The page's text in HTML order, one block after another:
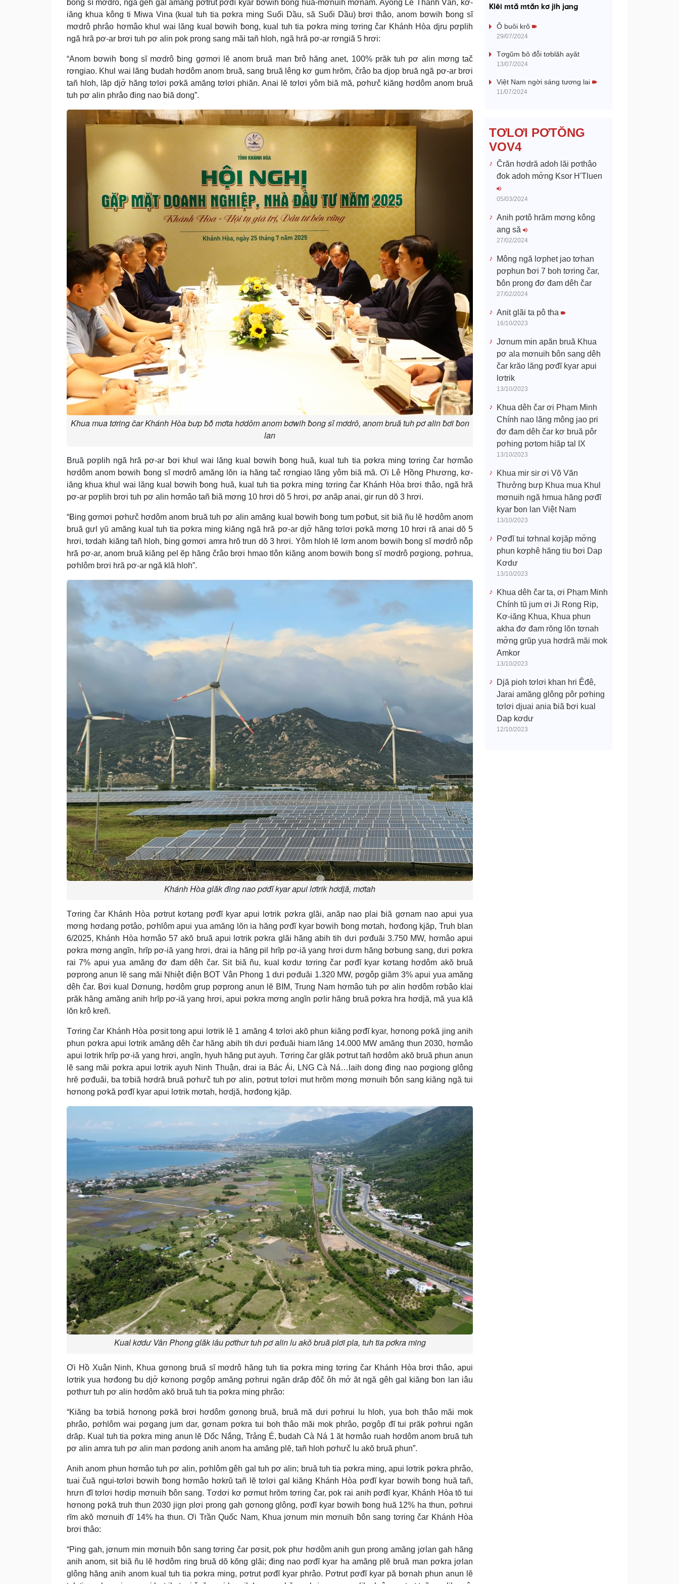
ƀong sĭ mơdrô, ngă gêh gal amăng pơtrut pơđĭ kyar bơwih ƀong huă-mơnuih mơnam. Ayong Lê Thanh Vân, kơ-
iăng khua kông ti Miwa Vina (kual tuh tia pơkra ming Suối Dầu, să Suối Dầu) brơi thâo, anom bơwih ƀong sĭ
mơdrô phrâo hơmâo khul wai lăng kual bơwih ƀong, kual tuh tia pơkra ming tơring čar Khánh Hòa djru pơplih
ngă hră pơ-ar brơi tuh pơ alin pok prong sang măi tañ hloh, ngă hră pơ-ar rơngiă 5 hrơi:
“Anom bơwih ƀong sĭ mơdrô ƀing gơmơi lĕ anom bruă man ƀrô hăng anet, 100% prăk tuh pơ alin mơng tač
rơngiao. Khul wai lăng ƀudah hơdôm anom bruă, sang bruă lêng kơ gum hrŏm, črâo ba djop bruă ngă pơ-ar brơi
tañ hloh, lăp djơ̆ hăng tơlơi pơkă amăng tơlơi phiăn. Anai lĕ tơlơi yôm biă mă, pơhưč kiăng hơdôm anom bruă
tuh pơ alin phrâo đing nao ƀiă dong”.
Khua mua tơring čar Khánh Hòa bưp ƀô̆ mơta hơdôm anom bơwih ƀong sĭ mơdrô, anom bruă tuh pơ alin ƀơi ƀon
lan
Bruă pơplih ngă hră pơ-ar ƀơi khul wai lăng kual bơwih ƀong huă, kual tuh tia pơkra ming tơring čar hơmâo
hơdôm anom bơwih ƀong sĭ mơdrô amăng lŏn ia hăng tač rơngiao lăng yôm biă mă. Ơi Lê Hồng Phương, kơ-
iăng khua khul wai lăng kual bơwih ƀong huă, kual tuh tia pơkra ming tơring čar Khánh Hòa brơi thâo, ngă hră
pơ-ar pơplih brơi tuh pơ alin hơmâo tañ ƀiă mơng 10 hrơi dŏ 5 hrơi, pơ anăp anai, gir run dŏ 3 hrơi.
“Ƀing gơmơi pơhưč hơdôm anom bruă tuh pơ alin amăng kual bơwih ƀong tum pơƀut, sit biă ñu lĕ hơdôm anom
bruă gưl yŭ amăng kual tuh tia pơkra ming kiăng ngă hră pơ-ar djơ̆ hăng tơlơi pơkă mơng 10 hrơi ră anai dŏ 5
hrơi, tơdah kiăng tañ hloh, ƀing gơmơi amra hrŏ trun dŏ 3 hrơi. Yôm hloh lĕ lơm anom bơwih ƀong sĭ mơdrô nô̆p
hră pơ-ar, anom bruă kiăng pel ĕp hăng črâo brơi hmao tlôn kiăng anom bơwih ƀong sĭ mơdrô pơgiong, pơhrua,
pơhlôm brơi hră pơ-ar ngă klă hloh”.
Khánh Hòa glăk đing nao pơđĭ kyar apui lơtrik hơdjă, mơtah
Tơring čar Khánh Hòa pơtrut kơtang pơđĭ kyar apui lơtrik pơkra glăi, anăp nao plai ƀiă gơnam nao apui yua
mơng hơdang pơtâo, pơhlôm apui yua amăng lŏn ia hăng pơđĭ kyar bơwih ƀong mơtah, hơđong kjăp, Truh blan
6/2025, Khánh Hòa hơmâo 57 akŏ bruă apui lơtrik pơkra glăi hăng abih tih dưi pơđuăi 3.750 MW, hơmâo apui
pơkra mơng angĭn, hrĭp pơ-iă yang hrơi, drai ia hăng pil hrĭp pơ-iă yang hrơi dưm hăng bơbung sang, dưi pơkra
rai 7% apui yua amăng đơ đam dêh čar. Sit biă ñu, kual kơdư tơring čar pơđĭ kyar kơtang hơdôm akŏ bruă
pơprong anun lĕ sang măi Nhiệt điện BOT Vân Phong 1 dưi pơđuăi 1.320 MW, pơgôp giăm 3% apui yua amăng
dêh čar. Ƀơi kual Dơnung, hơdôm grup pơprong anun lĕ BIM, Trung Nam hơmâo tuh pơ alin hơdôm rơbâo klai
prăk hăng amăng anih hrĭp pơ-iă yang hrơi, apui pơkra mơng angĭn pơlir hăng bruă pơkra hra hơdjă, mă yua klă
lŏn krô kreñ.
Tơring čar Khánh Hòa pơsit tong apui lơtrik lĕ 1 amăng 4 tơlơi akŏ phun kiăng pơđĭ kyar, hơnong pơkă jing anih
phun pơkra apui lơtrik amăng dêh čar hăng abih tih dưi pơđuăi hiam lăng 14.000 MW amăng thun 2030, hơmâo
apui lơtrik hrĭp pơ-iă yang hrơi, angĭn, hyuh hăng put ayuh. Tơring čar glăk pơtrut tañ hơdôm akŏ bruă phun anun
lĕ sang măi pơkra apui lơtrik ayuh Ninh Thuận, drai ia Bác Ái, LNG Cà Ná…laih dong đing nao pơgiong glông
hrĕ pơđuăi, ba tơbiă hơdră bruă pơhưč tuh pơ alin, pơtrut tơlơi mut hrŏm mơng mơnuih ƀôn sang kiăng ngă tui
hơnong pơkă pơđĭ kyar apui lơtrik mơtah, hơdjă, hơđong kjăp.
Kual kơdư Vân Phong glăk iâu pơthưr tuh pơ alin lu akŏ bruă plơi pla, tuh tia pơkra ming
Ơi Hồ Xuân Ninh, Khua gơnong bruă sĭ mơdrô hăng tuh tia pơkra ming tơring čar Khánh Hòa brơi thâo, apui
lơtrik yua hơđong ƀu djơ̆ kơnong pơgôp amăng pơhrui ngăn drăp đôč ôh mơ̆ ăt ngă gêh gal kiăng ƀon lan iâu
pơthưr tuh pơ alin hơdôm akŏ bruă tuh tia pơkra ming phrâo:
“Kiăng ba tơbiă hơnong pơkă brơi hơdôm gơnong bruă, bruă mă dưi pơhrui lu hloh, yua boh thâo măi mok
phrâo, pơhlôm wai pơgang jum dar, gơnam pơkra tui boh thâo măi mok phrâo, pơgôp đĭ tui prăk pơhrui ngăn
drăp. Kual tuh tia pơkra ming anun lĕ Dốc Nắng, Trảng É, ƀudah Cà Ná 1 ăt hơmâo ruah hơdôm anom bruă tuh
pơ alin amra tuh pơ alin man pơdong anih anom ha amăng plĕ, tañ hloh pơhưč lu akŏ bruă phun”.
Anih anom phun hơmâo tuh pơ alin, pơhlôm gêh gal tuh pơ alin; bruă tuh tia pơkra ming, apui lơtrik pơkra phrâo,
tuai čuă ngui-tơlơi bơwih ƀong hơmâo hơkrŭ tañ lĕ tơlơi gal kiăng Khánh Hòa pơđĭ kyar bơwih ƀong huă tañ,
hrưn đĭ tơlơi hơdip mơnuih ƀôn sang. Tơdơi kơ pơmut hrŏm tơring čar, pok rai anih pơđĭ kyar, Khánh Hòa tŏ tui
hơnong pơkă truh thun 2030 jign plơi prong gah gơnong glông, pơđĭ kyar bơwih ƀong huă 12% ha thun, pơhrui
rĭm akŏ mơnuih đĭ 14% ha thun. Ơi Trần Quốc Nam, Khua jơnum min mơnuih ƀôn sang tơring čar Khánh Hòa
brơi thâo:
“Ping gah, jơnum min mơnuih ƀôn sang tơring čar pơsit, pok phư hơdôm anih gun prong amăng jơlan gah hăng
anih anom, sit biă ñu lĕ hơdôm ring bruă dŏ kŏng glăi; đing nao pơđĭ kyar ha amăng plĕ bruă man pơkra jơlan
glông hăng anih anom kual tuh tia pơkra ming, pơtrut pơđĭ kyar phrâo. Pơtrut pơđĭ kyar pă bơnah phun anun lĕ
a
V
o
Klêi mtă mtăn kơ jih jang
Ŏ buôi krô
29/07/2024
Tơgŭm ƀô đô̆i tơblăh ayăt
13/07/2024
Việt Nam ngời sáng tương lai
11/07/2024
TƠLƠI PƠTŎNG
VOV4
Črăn hơdră adoh lăi pơthâo
đok adoh mơ̆ng Ksor H'Tluen
05/03/2024
Anih pơtô hrăm mơng kông
ang să
27/02/2024
Mông ngă lơphet jao tơhan
pơphun ƀơi 7 boh tơring čar,
ƀôn prong đơ đam dêh čar
27/02/2024
Anit glăi ta pô tha
16/10/2023
Jơnum min apăn bruă Khua
pơ ala mơnuih ƀôn sang dêh
čar krăo lăng pơđĭ kyar apui
lơtrik
13/10/2023
Khua dêh čar ơi Phạm Minh
Chính nao lăng mông jao pri
đơ đam dêh čar kơ bruă pôr
pơhing pơtom hiăp tal IX
13/10/2023
Khua mir sir ơi Võ Văn
Thưởng bưp Khua mua Khul
mơnuih ngă hmua hăng pơđĭ
kyar ƀon lan Việt Nam
13/10/2023
Pơđĭ tui tơhnal kơjăp mơ̆ng
phun kơphê hăng tiu ƀơi Dap
Kơdư
13/10/2023
Khua dêh čar ta, ơi Phạm Minh
Chính tŭ jum ơi Ji Rong Rip,
Kơ-iăng Khua, Khua phun
akha đơ đam rŏng lŏn tơnah
mơ̆ng grŭp yua hơdră măi mok
Amkor
13/10/2023
Djă pioh tơlơi khan hri Êđê,
Jarai amăng glông pôr pơhing
tơlơi djuai ania ƀiă ƀơi kual
Dap kơdư
12/10/2023